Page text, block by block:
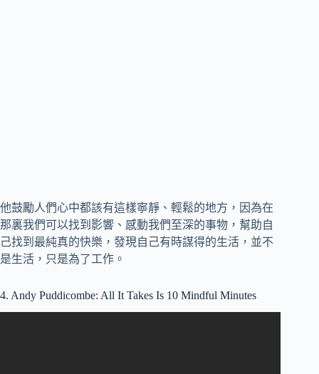
他鼓勵人們心中都該有這樣寧靜、輕鬆的地方，因為在
那裏我們可以找到影響、感動我們至深的事物，幫助自
己找到最純真的快樂，發現自己有時謀得的生活，並不
是生活，只是為了工作。
4. Andy Puddicombe: All It Takes Is 10 Mindful Minutes